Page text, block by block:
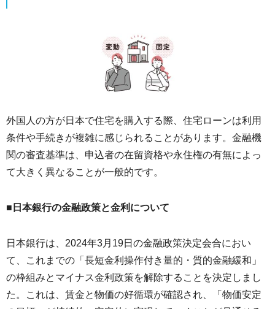
外国人の方が日本で住宅を購入する際、住宅ローンは利用
条件や手続きが複雑に感じられることがあります。金融機
関の審査基準は、申込者の在留資格や永住権の有無によっ
て大きく異なることが一般的です。
■日本銀行の金融政策と金利について
日本銀行は、2024年3月19日の金融政策決定会合におい
て、これまでの「長短金利操作付き量的・質的金融緩和」
の枠組みとマイナス金利政策を解除することを決定しまし
た。これは、賃金と物価の好循環が確認され、「物価安定